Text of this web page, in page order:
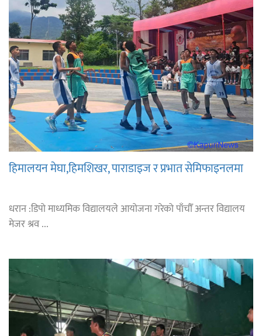
हिमालयन मेघा,हिमशिखर, पाराडाइज र प्रभात सेमिफाइनलमा
धरान :डिपो माध्यमिक विद्यालयले आयोजना गरेको पाँचौँ अन्तर विद्यालय
मेजर श्रव ...